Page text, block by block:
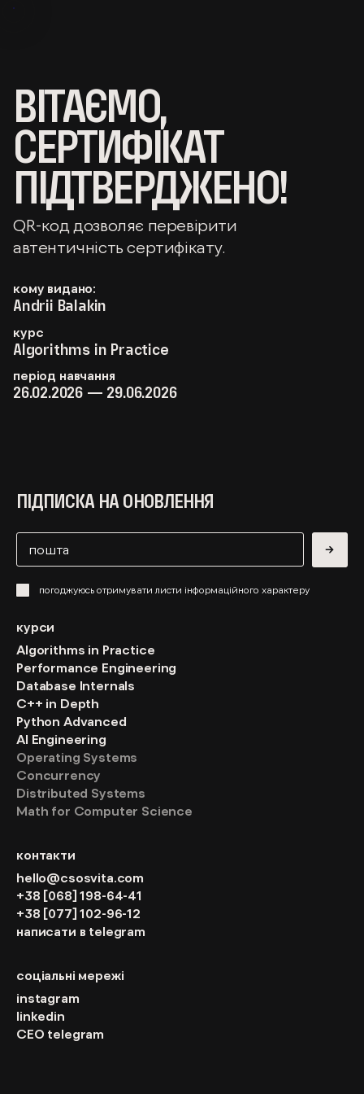
ВІТАЄМО,
СЕРТИФІКАТ
ПІДТВЕРДЖЕНО!
QR-код дозволяє перевірити
автентичність сертифікату.
кому видано:
Andrii Balakin
курс
Algorithms in Practice
період навчання
26.02.2026 — 29.06.2026
→
погоджуюсь отримувати листи інформаційного характеру
ПІДПИСКА НА ОНОВЛЕННЯ
курси
Algorithms in Practice
Performance Engineering
Database Internals
C++ in Depth
Python Advanced
AI Engineering
Operating Systems
Concurrency
Distributed Systems
Math for Computer Science
контакти
hello@csosvita.com
+38 [068] 198-64-41
+38 [077] 102-96-12
написати в telegram
соціальні мережі
instagram
linkedin
CEO telegram